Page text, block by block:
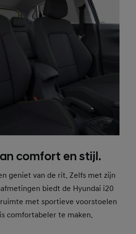
comfort en stijl.
geniet van de rit. Zelfs met zijn
biedt de Hyundai i20
met sportieve voorstoelen
comfortabeler te maken.